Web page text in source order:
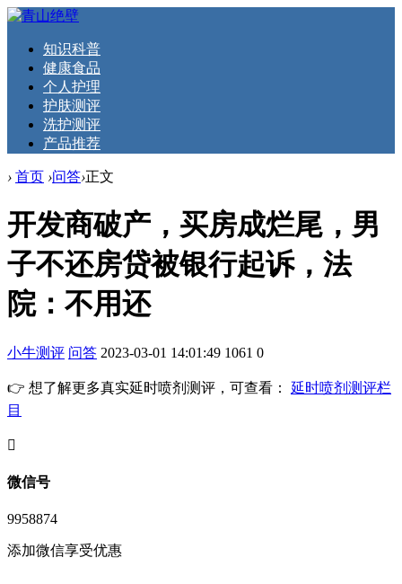
知识科普
健康食品
个人护理
护肤测评
洗护测评
产品推荐
› 首页 ›问答›正文
开发商破产，买房成烂尾，男
子不还房贷被银行起诉，法
院：不用还
小牛测评 问答 2023-03-01 14:01:49 1061 0
👉 想了解更多真实延时喷剂测评，可查看： 延时喷剂测评栏
目
󦘖
微信号
9958874
添加微信享受优惠